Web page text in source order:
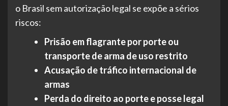
o Brasil sem autorização legal se expõe a sérios
riscos:
Prisão em flagrante por porte ou
transporte de arma de uso restrito
Acusação de tráfico internacional de
armas
Perda do direito ao porte e posse legal